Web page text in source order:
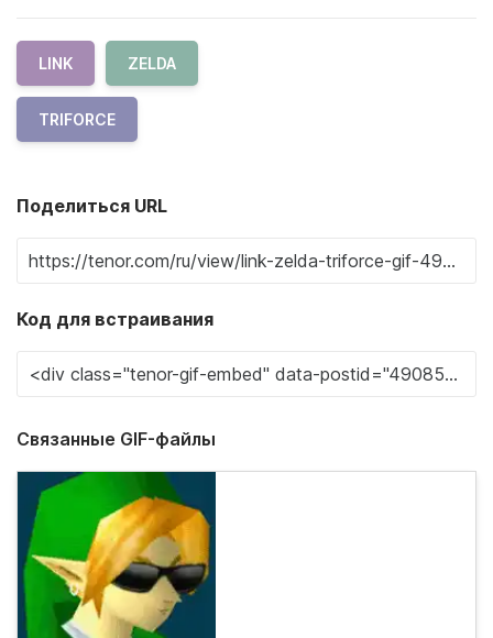
LINK ZELDA
TRIFORCE
Поделиться URL
Код для встраивания
Связанные GIF-файлы